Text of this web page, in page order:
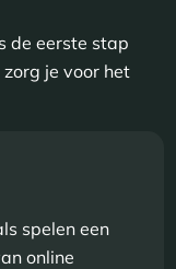
de eerste stap
je voor het
spelen een
online